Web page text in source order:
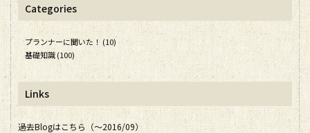
Categories
プランナーに聞いた！ (10)
基礎知識 (100)
Links
過去Blogはこちら（～2016/09）